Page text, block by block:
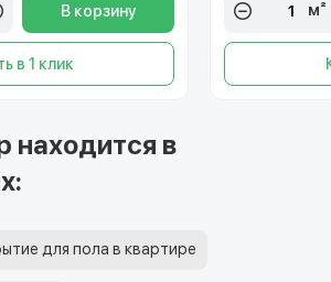
В корзину
в 1 клик
м²
находится в
для пола в квартире